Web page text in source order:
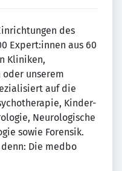
des
Expert:innen aus 60
Kliniken,
oder unserem
auf die
Kinder-
Neurologische
sowie Forensik.
Die medbo